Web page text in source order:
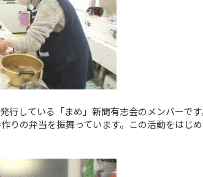
行している「まめ」新聞有志会のメンバーで
りの弁当を振舞っています。この活動をはじ